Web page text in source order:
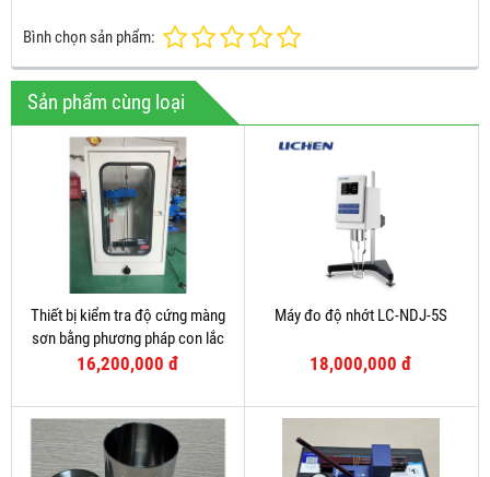
Bình chọn sản phẩm:
Sản phẩm cùng loại
Thiết bị kiểm tra độ cứng màng
sơn bằng phương pháp con lắc
16,200,000 đ
Máy đo độ nhớt LC-NDJ-5S
18,000,000 đ